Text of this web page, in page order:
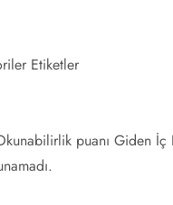
Etiketler
puanı Giden İç